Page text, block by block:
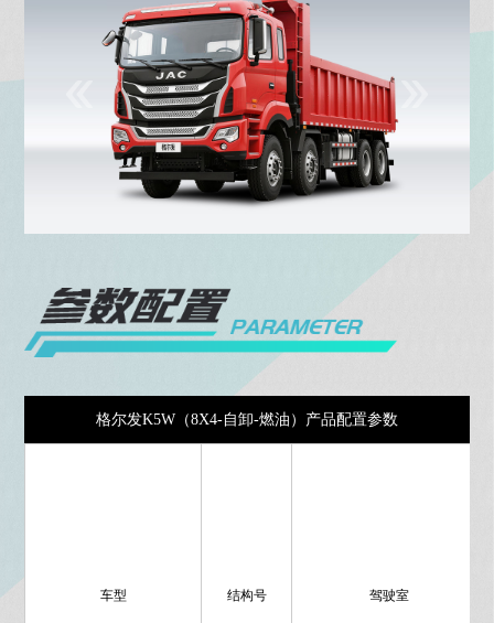
格尔发K5W（8X4-自卸-燃油）产品配置参数
车型 结构号 驾驶室